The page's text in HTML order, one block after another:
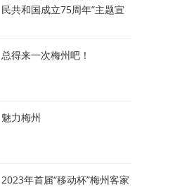
民共和国成立75周年”主题宣
总得来一次梅州吧！
魅力梅州
2023年首届“移动杯”梅州客家